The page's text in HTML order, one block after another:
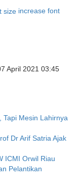
increase font
April 2021 03:45
Tapi Mesin Lahirnya
Dr Arif Satria Ajak
ICMI Orwil Riau
Pelantikan